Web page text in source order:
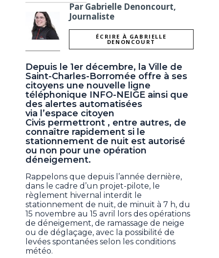
Par Gabrielle Denoncourt,
Journaliste
ÉCRIRE À GABRIELLE
DENONCOURT
Depuis le 1er décembre, la Ville de
Saint-Charles-Borromée offre à ses
citoyens une nouvelle ligne
téléphonique INFO-NEIGE ainsi que
des alertes automatisées
via l’espace citoyen
Civis permettront , entre autres, de
connaître rapidement si le
stationnement de nuit est autorisé
ou non pour une opération
déneigement.
Rappelons que depuis l’année dernière,
dans le cadre d’un projet-pilote, le
règlement hivernal interdit le
stationnement de nuit, de minuit à 7 h, du
15 novembre au 15 avril lors des opérations
de déneigement, de ramassage de neige
ou de déglaçage, avec la possibilité de
levées spontanées selon les conditions
météo.